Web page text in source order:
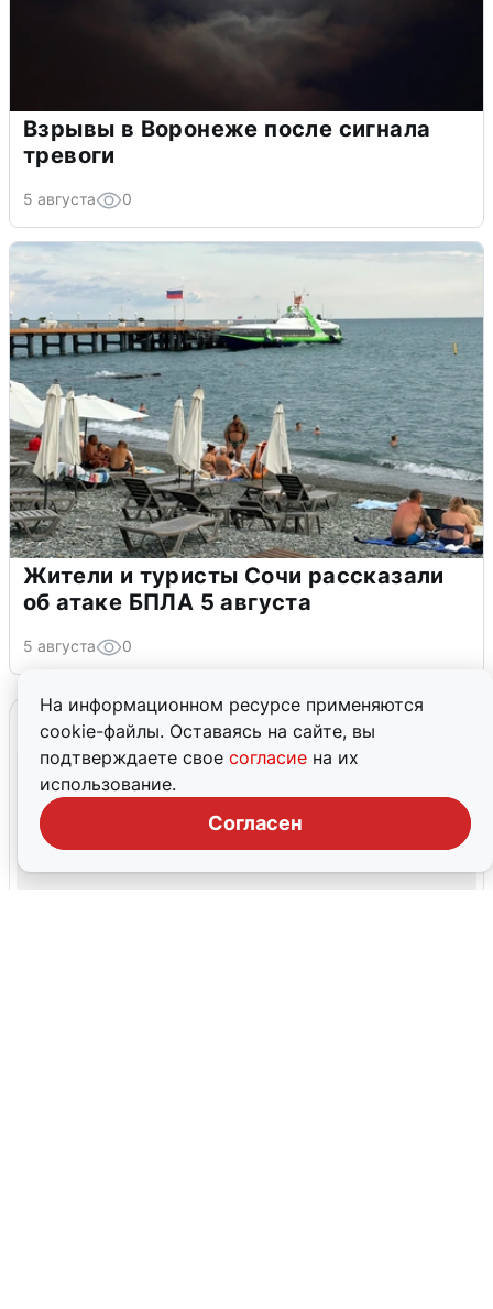
На информационном ресурсе применяются
cookie-файлы. Оставаясь на сайте, вы
подтверждаете свое согласие на их
использование.
Согласен
Взрывы в Воронеже после сигнала
тревоги
5 августа 0
Жители и туристы Сочи рассказали
об атаке БПЛА 5 августа
5 августа 0